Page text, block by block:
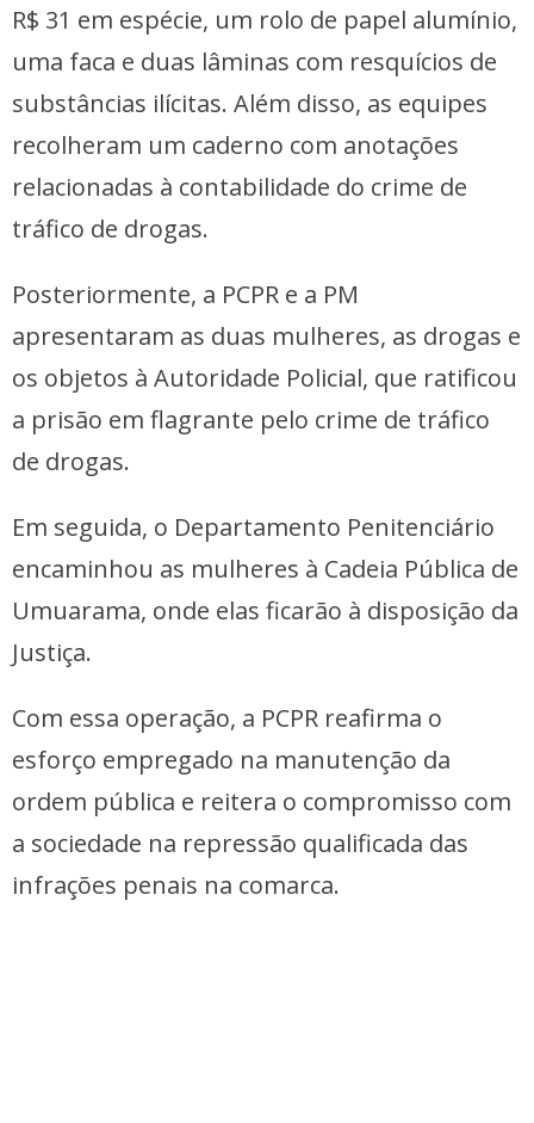
R$ 31 em espécie, um rolo de papel alumínio,
uma faca e duas lâminas com resquícios de
substâncias ilícitas. Além disso, as equipes
recolheram um caderno com anotações
relacionadas à contabilidade do crime de
tráfico de drogas.
Posteriormente, a PCPR e a PM
apresentaram as duas mulheres, as drogas e
os objetos à Autoridade Policial, que ratificou
a prisão em flagrante pelo crime de tráfico
de drogas.
Em seguida, o Departamento Penitenciário
encaminhou as mulheres à Cadeia Pública de
Umuarama, onde elas ficarão à disposição da
Justiça.
Com essa operação, a PCPR reafirma o
esforço empregado na manutenção da
ordem pública e reitera o compromisso com
a sociedade na repressão qualificada das
infrações penais na comarca.